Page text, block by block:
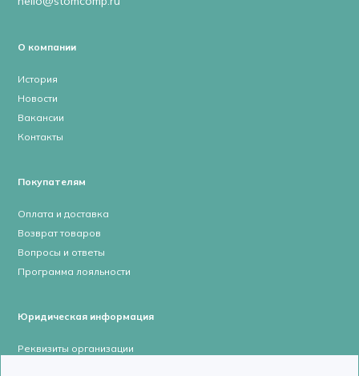
О компании
История
Новости
Вакансии
Контакты
Покупателям
Оплата и доставка
Возврат товаров
Вопросы и ответы
Программа лояльности
Юридическая информация
Реквизиты организации